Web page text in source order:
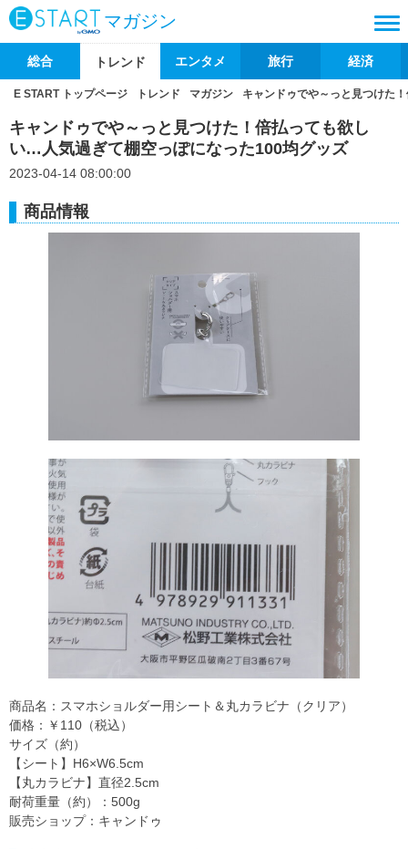
マガジン
総合 トレンド エンタメ 旅行 経済
E START トップページ トレンド マガジン キャンドゥでや～っと見つけた
キャンドゥでや～っと見つけた！倍払っても欲し
い…人気過ぎて棚空っぽになった100均グッズ
2023-04-14 08:00:00
商品情報
商品名：スマホショルダー用シート＆丸カラビナ（クリア）
価格：￥110（税込）
サイズ（約）
【シート】H6×W6.5cm
【丸カラビナ】直径2.5cm
耐荷重量（約）：500g
販売ショップ：キャンドゥ